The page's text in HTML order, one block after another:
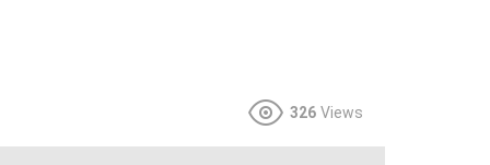
326 Views